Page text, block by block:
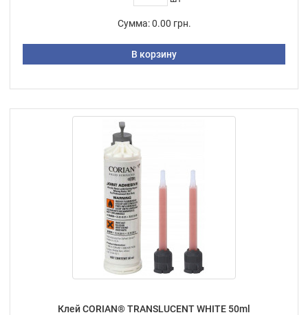
Сумма: 0.00 грн.
В корзину
Клей CORIAN® TRANSLUCENT WHITE 50ml